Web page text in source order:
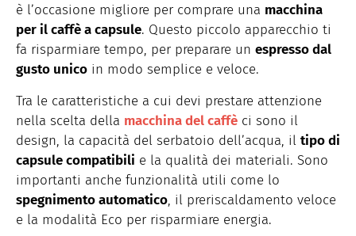
è l’occasione migliore per comprare una macchina
per il caffè a capsule. Questo piccolo apparecchio ti
fa risparmiare tempo, per preparare un espresso dal
gusto unico in modo semplice e veloce.
Tra le caratteristiche a cui devi prestare attenzione
nella scelta della macchina del caffè ci sono il
design, la capacità del serbatoio dell’acqua, il tipo di
capsule compatibili e la qualità dei materiali. Sono
importanti anche funzionalità utili come lo
spegnimento automatico, il preriscaldamento veloce
e la modalità Eco per risparmiare energia.